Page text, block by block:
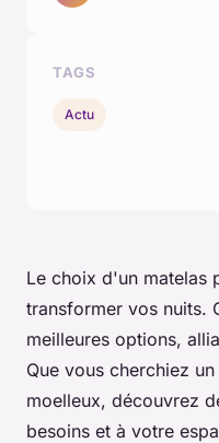
Le choix d'un matelas
transformer vos nuits.
meilleures options,
Que vous cherchiez
moelleux, découvrez
besoins et à votre
TAGS
Actu